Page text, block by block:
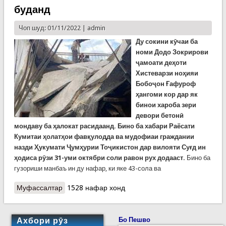
буданд
Чоп шуд: 01/11/2022 | admin
Ду сокини кӯчаи ба
номи Додо Зокрирови
ҷамоати деҳоти
Хистеварзи ноҳияи
Бобоҷон Ғафуроф
ҳангоми кор дар як
бинои хароба зери
девори бетонӣ
мондаву ба ҳалокат расидаанд. Бино ба хабари Раёсати
Кумитаи ҳолатҳои фавқулодда ва мудофиаи граждании
назди Ҳукумати Ҷумҳурии Тоҷикистон дар вилояти Суғд ин
ҳодиса рӯзи 31-уми октябри соли равон рух додааст. Бино ба
гузориши манбаъ ин ду нафар, ки яке 43-сола ва
Муфассалтаро Ҳалокати ду сокини Хистеварз, ки зери бетони
1528 нафар хонд
Ахбори рӯз Бо Пешво